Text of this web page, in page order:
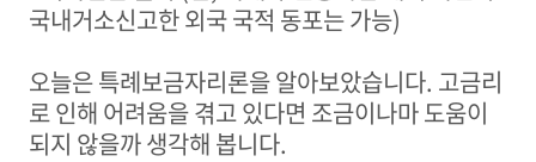
국내거소신고한 외국 국적 동포는 가능)
오늘은 특례보금자리론을 알아보았습니다. 고금리
로 인해 어려움을 겪고 있다면 조금이나마 도움이
되지 않을까 생각해 봅니다.